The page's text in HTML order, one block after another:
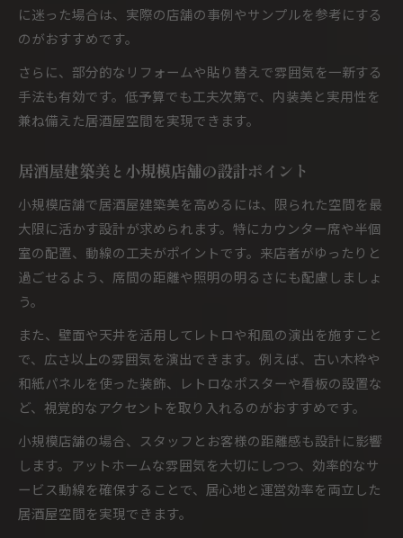
に迷った場合は、実際の店舗の事例やサンプルを参考にする
のがおすすめです。
さらに、部分的なリフォームや貼り替えで雰囲気を一新する
手法も有効です。低予算でも工夫次第で、内装美と実用性を
兼ね備えた居酒屋空間を実現できます。
居酒屋建築美と小規模店舗の設計ポイント
小規模店舗で居酒屋建築美を高めるには、限られた空間を最
大限に活かす設計が求められます。特にカウンター席や半個
室の配置、動線の工夫がポイントです。来店者がゆったりと
過ごせるよう、席間の距離や照明の明るさにも配慮しましょ
う。
また、壁面や天井を活用してレトロや和風の演出を施すこと
で、広さ以上の雰囲気を演出できます。例えば、古い木枠や
和紙パネルを使った装飾、レトロなポスターや看板の設置な
ど、視覚的なアクセントを取り入れるのがおすすめです。
小規模店舗の場合、スタッフとお客様の距離感も設計に影響
します。アットホームな雰囲気を大切にしつつ、効率的なサ
ービス動線を確保することで、居心地と運営効率を両立した
居酒屋空間を実現できます。